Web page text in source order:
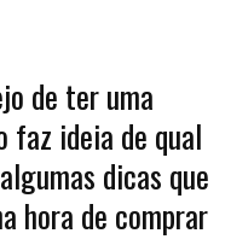
de ter uma
faz ideia de qual
dicas que
hora de comprar